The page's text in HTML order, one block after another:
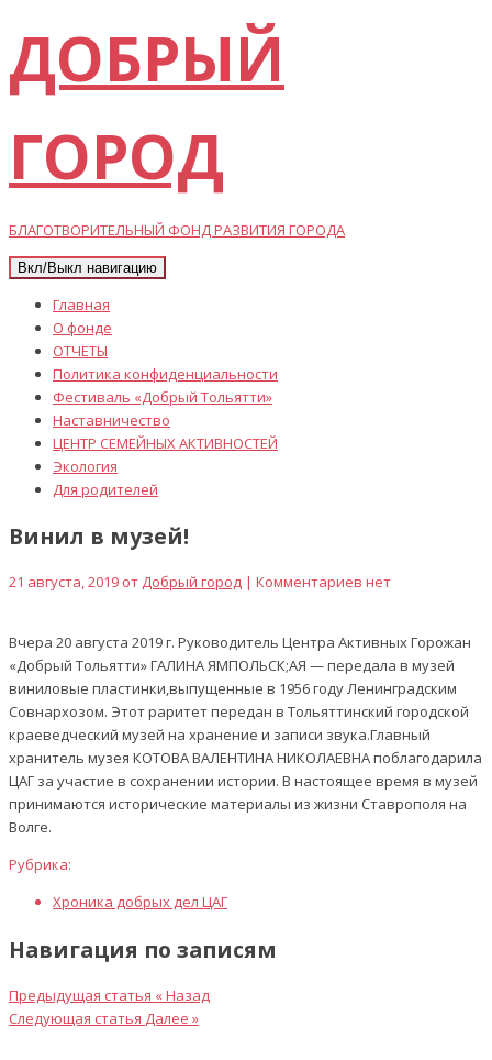
ДОБРЫЙ
ГОРОД
БЛАГОТВОРИТЕЛЬНЫЙ ФОНД РАЗВИТИЯ ГОРОДА
Вкл/Выкл навигацию
Главная
О фонде
ОТЧЕТЫ
Политика конфиденциальности
Фестиваль «Добрый Тольятти»
Наставничество
ЦЕНТР СЕМЕЙНЫХ АКТИВНОСТЕЙ
Экология
Для родителей
Винил в музей!
21 августа, 2019 от Добрый город | Комментариев нет
Вчера 20 августа 2019 г. Руководитель Центра Активных Горожан
«Добрый Тольятти» ГАЛИНА ЯМПОЛЬСК;АЯ — передала в музей
виниловые пластинки,выпущенные в 1956 году Ленинградским
Совнархозом. Этот раритет передан в Тольяттинский городской
краеведческий музей на хранение и записи звука.Главный
хранитель музея КОТОВА ВАЛЕНТИНА НИКОЛАЕВНА поблагодарила
ЦАГ за участие в сохранении истории. В настоящее время в музей
принимаются исторические материалы из жизни Ставрополя на
Волге.
Рубрика:
Хроника добрых дел ЦАГ
Навигация по записям
Предыдущая статья « Назад
Следующая статья Далее »